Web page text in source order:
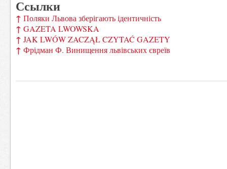
Ссылки
↑ Поляки Львова зберігають ідентичність
↑ GAZETA LWOWSKA
↑ JAK LWÓW ZACZĄŁ CZYTAĆ GAZETY
↑ Фрідман Ф. Винищення львівських євреїв